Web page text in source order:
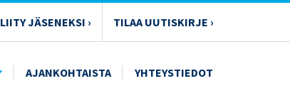
LIITY JÄSENEKSI › TILAA UUTISKIRJE ›
AJANKOHTAISTA YHTEYSTIEDOT